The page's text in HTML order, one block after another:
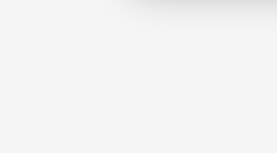
kumppaneillemme tietoja
olet antanut heille tai joita on